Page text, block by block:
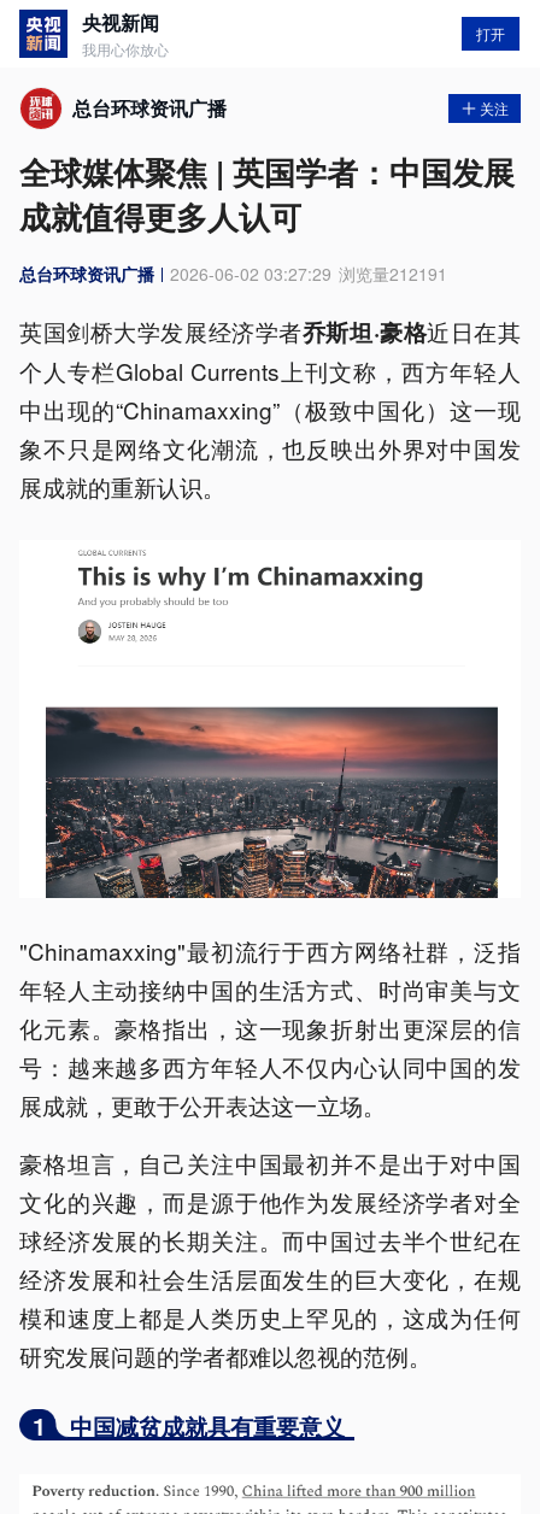
央视新闻
我用心你放心
打开
总台环球资讯广播 关注
全球媒体聚焦 | 英国学者：中国发展
成就值得更多人认可
总台环球资讯广播 2026-06-02 03:27:29 浏览量212191
英国剑桥大学发展经济学者乔斯坦·豪格近日在其
个人专栏Global Currents上刊文称，西方年轻人
中出现的“Chinamaxxing”（极致中国化）这一现
象不只是网络文化潮流，也反映出外界对中国发
展成就的重新认识。
"Chinamaxxing"最初流行于西方网络社群，泛指
年轻人主动接纳中国的生活方式、时尚审美与文
化元素。豪格指出，这一现象折射出更深层的信
号：越来越多西方年轻人不仅内心认同中国的发
展成就，更敢于公开表达这一立场。
豪格坦言，自己关注中国最初并不是出于对中国
文化的兴趣，而是源于他作为发展经济学者对全
球经济发展的长期关注。而中国过去半个世纪在
经济发展和社会生活层面发生的巨大变化，在规
模和速度上都是人类历史上罕见的，这成为任何
研究发展问题的学者都难以忽视的范例。
1 中国减贫成就具有重要意义